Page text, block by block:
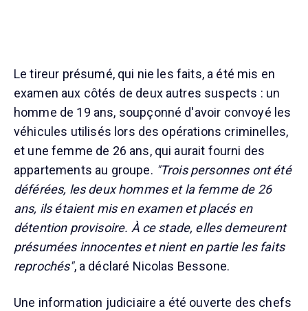
Le tireur présumé, qui nie les faits, a été mis en
examen aux côtés de deux autres suspects : un
homme de 19 ans, soupçonné d'avoir convoyé les
véhicules utilisés lors des opérations criminelles,
et une femme de 26 ans, qui aurait fourni des
appartements au groupe. "Trois personnes ont été
déférées, les deux hommes et la femme de 26
ans, ils étaient mis en examen et placés en
détention provisoire. À ce stade, elles demeurent
présumées innocentes et nient en partie les faits
reprochés", a déclaré Nicolas Bessone.
Une information judiciaire a été ouverte des chefs